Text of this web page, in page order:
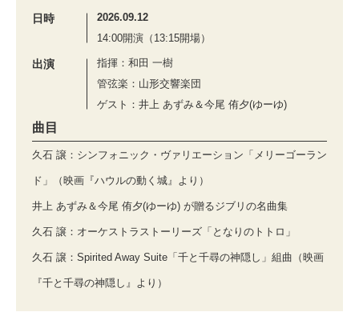
日時
2026.09.12
14:00開演（13:15開場）
出演
指揮：和田 一樹
管弦楽：山形交響楽団
ゲスト：井上 あずみ＆今尾 侑夕(ゆーゆ)
曲目
久石 譲：シンフォニック・ヴァリエーション「メリーゴーラン
ド」（映画『ハウルの動く城』より）
井上 あずみ＆今尾 侑夕(ゆーゆ) が贈るジブリの名曲集
久石 譲：オーケストラストーリーズ「となりのトトロ」
久石 譲：Spirited Away Suite「千と千尋の神隠し」組曲（映画
『千と千尋の神隠し』より）